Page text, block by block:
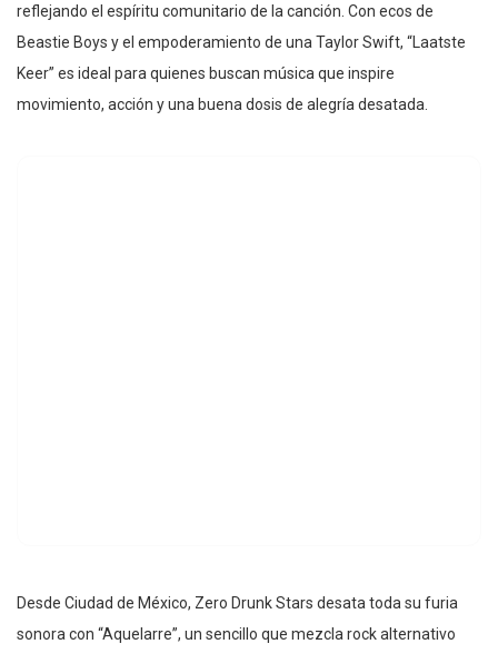
reflejando el espíritu comunitario de la canción. Con ecos de
Beastie Boys y el empoderamiento de una Taylor Swift, “Laatste
Keer” es ideal para quienes buscan música que inspire
movimiento, acción y una buena dosis de alegría desatada.
Desde Ciudad de México, Zero Drunk Stars desata toda su furia
sonora con “Aquelarre”, un sencillo que mezcla rock alternativo